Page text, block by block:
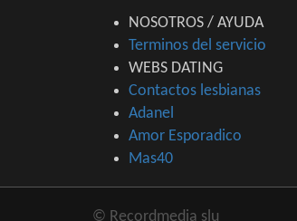
NOSOTROS / AYUDA
Terminos del servicio
WEBS DATING
Contactos lesbianas
Adanel
Amor Esporadico
Mas40
© Recordmedia slu